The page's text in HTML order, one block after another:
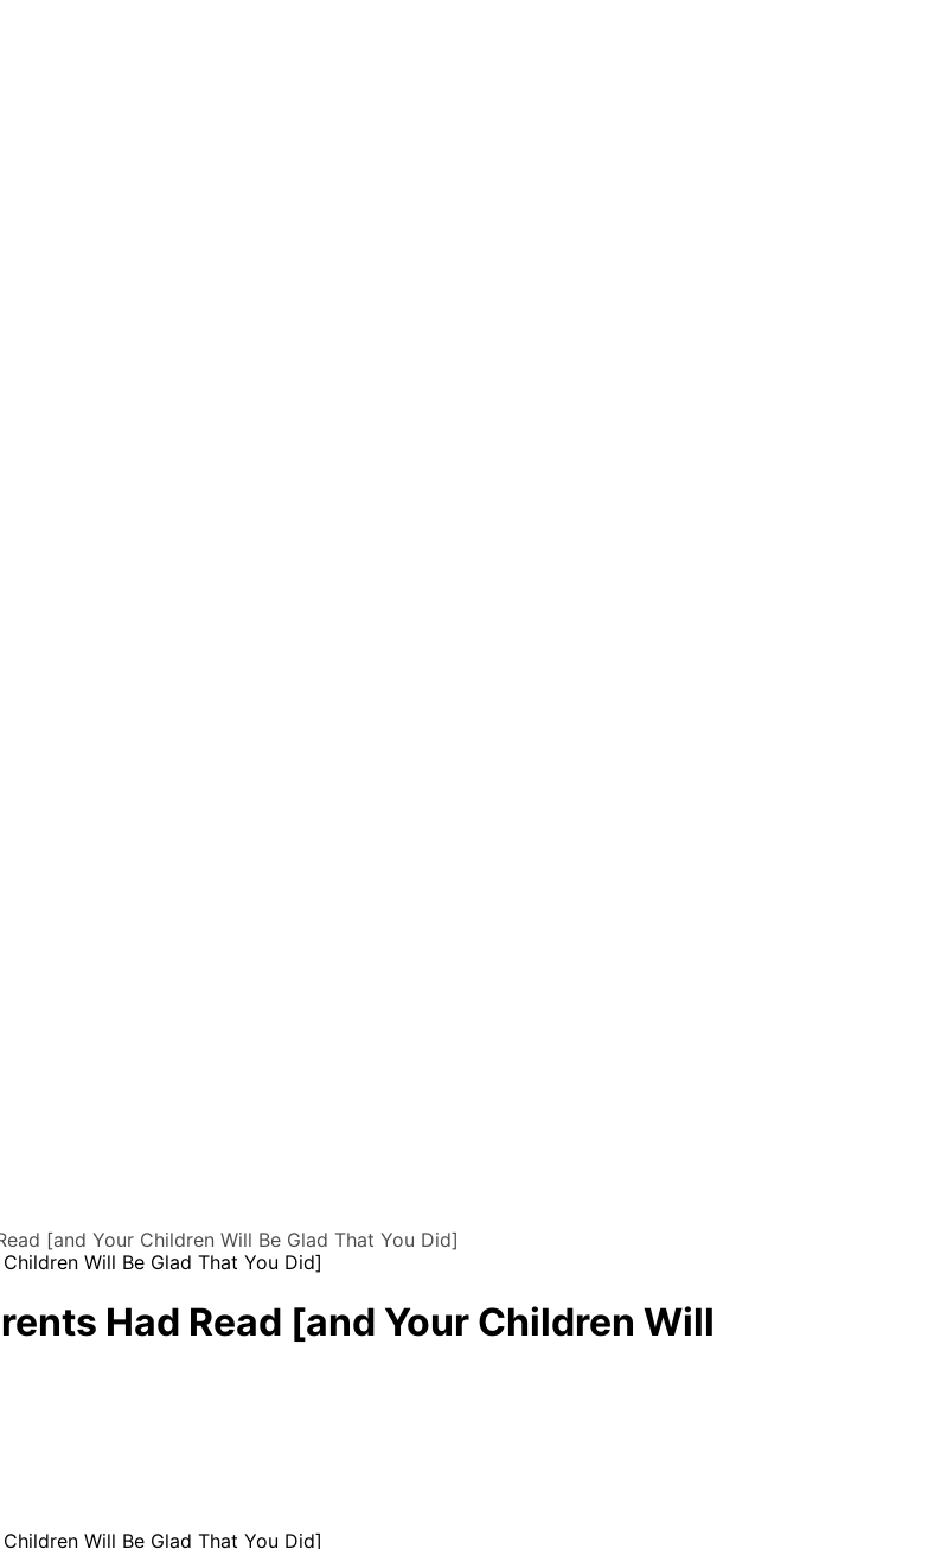
[and Your Children Will Be Glad That You Did]
Had Read [and Your Children Will